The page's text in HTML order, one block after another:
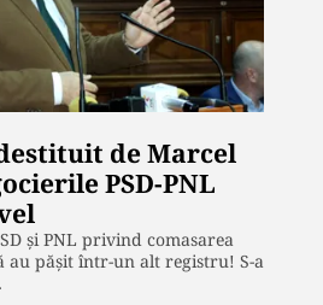
de Marcel
PSD-PNL
și PNL privind comasarea
au pășit într-un alt registru! S-a